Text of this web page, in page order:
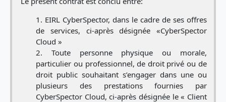
EIRL CyberSpector, dans le cadre de ses offres
de services, ci-après désignée «CyberSpector
Cloud »
Toute personne physique ou morale,
particulier ou professionnel, de droit privé ou de
droit public souhaitant s’engager dans une ou
plusieurs des prestations fournies par
CyberSpector Cloud, ci-après désignée le « Client